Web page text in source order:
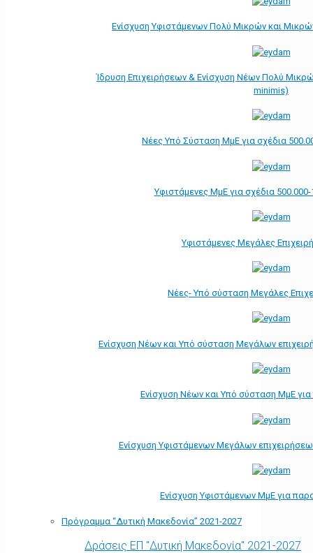
Ενίσχυση Υφιστάμενων Πολύ Μικρών και
Ίδρυση Επιχειρήσεων & Ενίσχυση Νέων Πολύ
minimis)
Νέες Υπό Σύσταση ΜμΕ για σχέδια
Υφιστάμενες ΜμΕ για σχέδια
Υφιστάμενες Μεγάλες
Νέες- Υπό σύσταση Μεγάλες
Ενίσχυση Νέων και Υπό σύσταση Μεγάλων
Ενίσχυση Νέων και Υπό σύσταση ΜμΕ
Ενίσχυση Υφιστάμενων Μεγάλων
Ενίσχυση Υφιστάμενων ΜμΕ για
Πρόγραμμα “Δυτική Μακεδονία” 2021-2027
Δράσεις ΕΠ "Δυτική Μακεδονία" 2021-2027